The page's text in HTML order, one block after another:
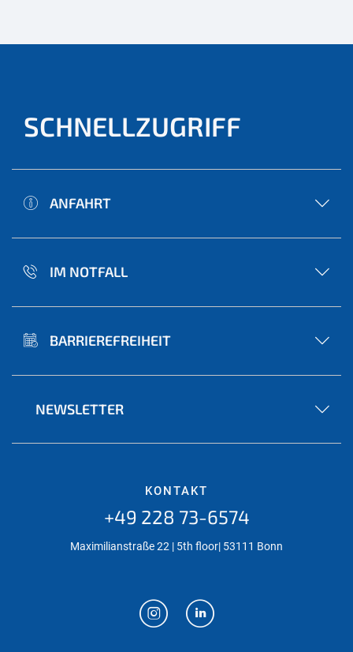
SCHNELLZUGRIFF
ANFAHRT
IM NOTFALL
BARRIEREFREIHEIT
NEWSLETTER
KONTAKT
+49 228 73-6574
Maximilianstraße 22 | 5th floor| 53111 Bonn